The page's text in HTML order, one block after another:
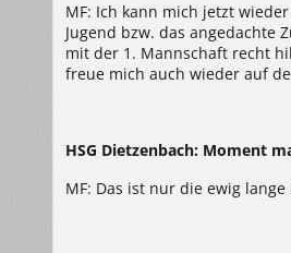
MF: Ich kann mich jetzt
Jugend bzw. das angedachte
mit der 1. Mannschaft recht
freue mich auch wieder auf
HSG Dietzenbach: Moment
MF: Das ist nur die ewig